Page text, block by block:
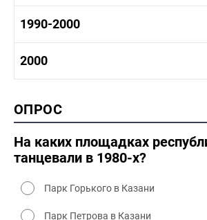
1970-1980 культура
1970 - 1980 быт
1980 -1990 история
1980-1990 культура
1990-2000
1990-2000 культура
2000
2000 промышленность
2000 культура
ОПРОС
На каких площадках
танцевали в 1980-х?
Парк Горького в Казани
Парк Петрова в Казани